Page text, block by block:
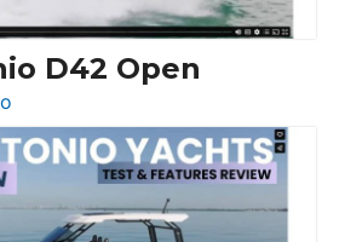
D42 Open
De
Antonio
D42
Open